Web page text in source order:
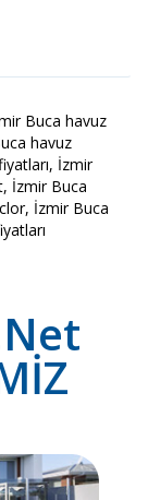
Buca havuz
havuz
İzmir
İzmir Buca
İzmir Buca